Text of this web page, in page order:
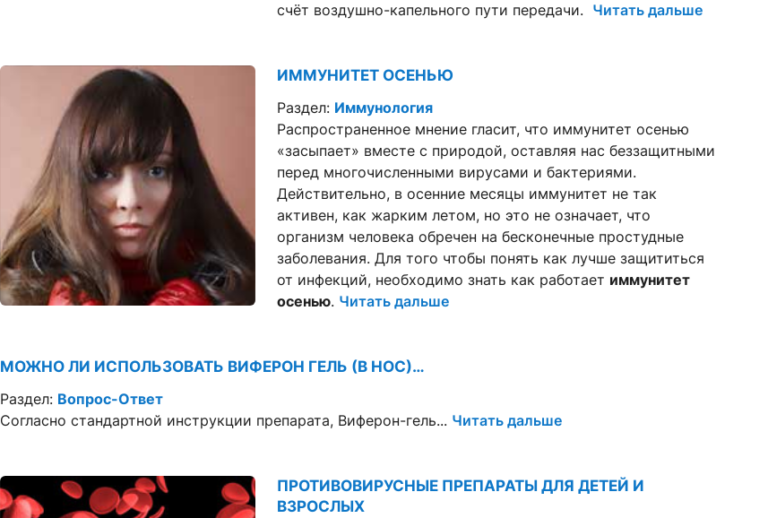
счёт воздушно-капельного пути передачи. Читать дальше
ИММУНИТЕТ ОСЕНЬЮ
Раздел: Иммунология
Распространенное мнение гласит, что иммунитет осенью
«засыпает» вместе с природой, оставляя нас беззащитными
перед многочисленными вирусами и бактериями.
Действительно, в осенние месяцы иммунитет не так
активен, как жарким летом, но это не означает, что
организм человека обречен на бесконечные простудные
заболевания. Для того чтобы понять как лучше защититься
от инфекций, необходимо знать как работает иммунитет
осенью. Читать дальше
МОЖНО ЛИ ИСПОЛЬЗОВАТЬ ВИФЕРОН ГЕЛЬ (В НОС)…
Раздел: Вопрос-Ответ
Согласно стандартной инструкции препарата, Виферон-гель... Читать дальше
ПРОТИВОВИРУСНЫЕ ПРЕПАРАТЫ ДЛЯ ДЕТЕЙ И
ВЗРОСЛЫХ